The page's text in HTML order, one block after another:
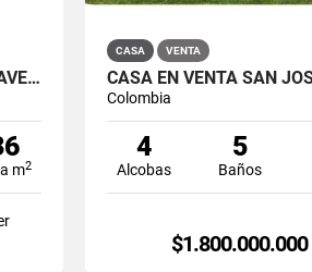
APARTAMENTO EN ARRIENDO EN PRIMAVERA PUENTE ARANDA PRIMAVERA 6-39 ET 2
m2
CASA VENTA
Colombia
4
Alcobas
5
Baños
$1.800.000.000